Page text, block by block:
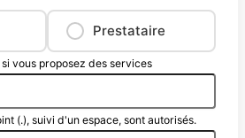
Prestataire
vous proposez des services
(.), suivi d'un espace, sont autorisés.